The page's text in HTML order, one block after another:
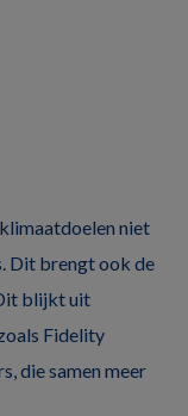
niet
Dit brengt ook de
blijkt uit
Fidelity
die samen meer